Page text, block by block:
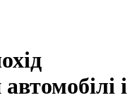
і